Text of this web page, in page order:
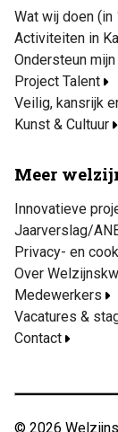
Wat wij doen (in
Activiteiten in
Ondersteun
Project Talent
Veilig, kansrijk
Kunst & Cultuur
Meer
Innovatieve
Jaarverslag/
Privacy- en
Over
Medewerkers
Vacatures &
Contact
© 2026